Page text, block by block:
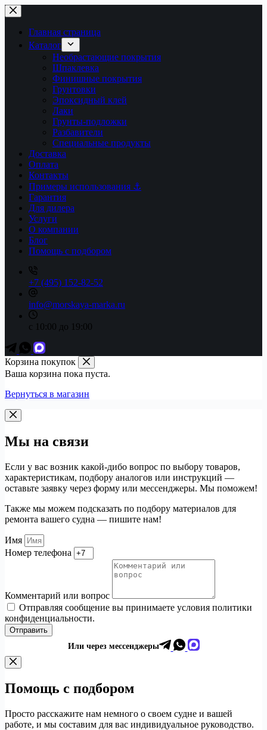
Перейти
к
сути
Главная страница
Каталог
Необрастающие покрытия
Шпаклевка
Финишные покрытия
Грунтовки
Эпоксидный клей
Лаки
Грунты-подложки
Разбавители
Специальные продукты
Доставка
Оплата
Контакты
Примеры использования ⚓
Гарантия
Для дилера
Услуги
О компании
Блог
Помощь с подбором
+7 (495) 152-82-52
info@morskaya-marka.ru
с 10:00 до 19:00
Корзина покупок
Ваша корзина пока пуста.
Вернуться в магазин
Мы на связи
Если у вас возник какой-дибо вопрос по выбору товаров,
характеристикам, подбору аналогов или инструкций —
оставьте заявку через форму или мессенджеры. Мы поможем!
Также мы можем подсказать по подбору материалов для
ремонта вашего судна — пишите нам!
Имя
Номер телефона
Комментарий или вопрос
Отправляя сообщение вы принимаете условия политики
конфиденциальности.
Отправить
Или через мессенджеры
Помощь с подбором
Просто расскажите нам немного о своем судне и вашей
работе, и мы составим для вас индивидуальное руководство.